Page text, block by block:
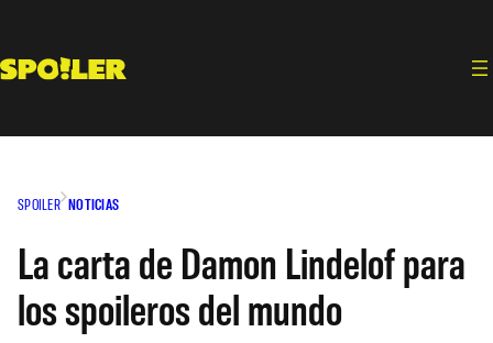
contenido
SPOILER NOTICIAS
La carta de Damon Lindelof para
los spoileros del mundo